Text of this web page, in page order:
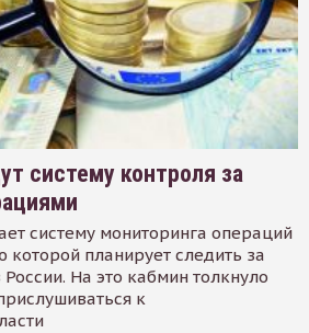
систему контроля за
систему мониторинга операций
планирует следить за
На это кабмин толкнуло
к